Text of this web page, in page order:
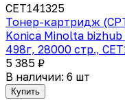
CET141325
Тонер-картридж
Konica Minolta bizhub
498г, 28000 стр.,
5 385 ₽
В наличии: 6 шт
Купить